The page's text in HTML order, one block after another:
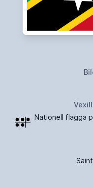
Nationell flagga